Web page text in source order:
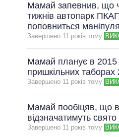
Мамай запевнив, що
тижнів автопарк
поповниться
Завершено 11 рокiв тому
Мамай планує в 2015
пришкільних таборах
Завершено 11 рокiв тому
Мамай пообіцяв, що
відзначатимуть
Завершено 11 рокiв тому